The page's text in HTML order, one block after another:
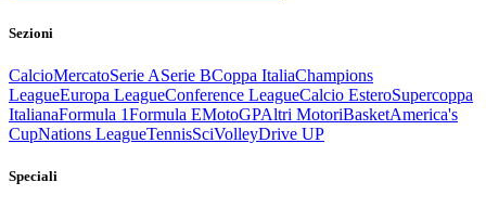
Sezioni
CalcioMercatoSerie ASerie BCoppa ItaliaChampions
LeagueEuropa LeagueConference LeagueCalcio EsteroSupercoppa
ItalianaFormula 1Formula EMotoGPAltri MotoriBasketAmerica's
CupNations LeagueTennisSciVolleyDrive UP
Speciali